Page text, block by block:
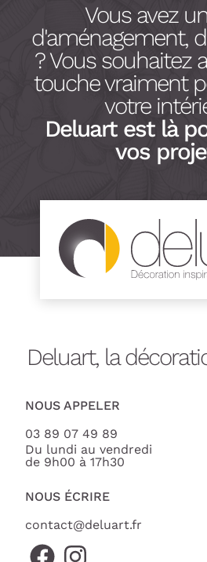
Vous avez
d'aménagement,
? Vous souhaitez
touche vraiment
votre
Deluart est là
vos
Deluart, la
NOUS APPELER
03 89 07 49 89
Du lundi au vendredi
de 9h00 à 17h30
NOUS ÉCRIRE
contact@deluart.fr